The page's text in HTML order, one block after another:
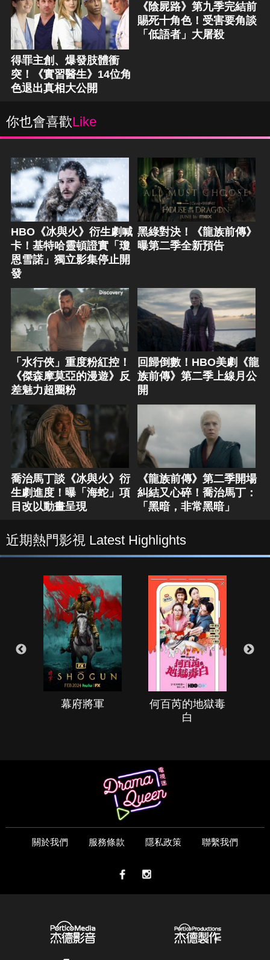
得罪主創、爆發肢體衝
突！《實習醫生》14位角
色退出真相大公開
《陰屍路》第九季完結前
賜死十角色！受害要角談
「低語者」大屠殺
你也會喜歡Like
HBO《冰與火》衍生劇喊
卡！基特哈靈頓證實「瓊
恩雪諾」獨立影集停止開
發
黑綠對決！《龍族前傳》
曝第二季全新預告
「水行俠」重度粉紅控！
《傑森摩莫亞的漫遊》反
差魅力超圈粉
回歸倒數！HBO美劇《龍
族前傳》第二季上線月公
開
喬治馬丁談《冰與火》衍
生劇進度！曝「海蛇」項
目改以動畫呈現
《龍族前傳》第二季開場
糾結又心碎！喬治馬丁：
「黑暗，非常黑暗」
近期熱門影視 Latest Highlights
幕府將軍
何百芮的地獄毒
白
關於我們 服務條款 隱私政策 聯繫我們